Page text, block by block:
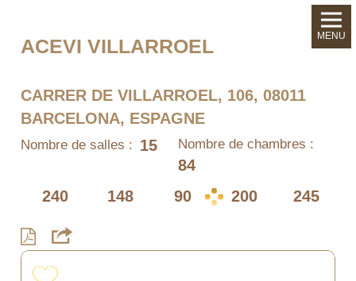
ACEVI VILLARROEL
CARRER DE VILLARROEL, 106, 08011
BARCELONA, ESPAGNE
Nombre de salles : 15 Nombre de chambres :
84
240
148 90 200 245
MENU